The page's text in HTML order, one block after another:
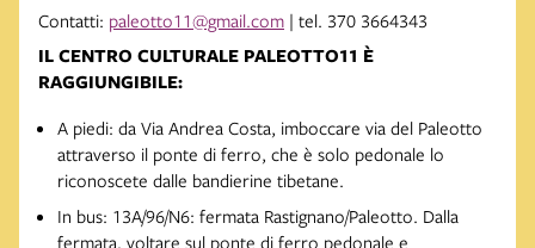
Contatti: paleotto11@gmail.com | tel. 370 3664343
IL CENTRO CULTURALE PALEOTTO11 È
RAGGIUNGIBILE:
A piedi: da Via Andrea Costa, imboccare via del Paleotto
attraverso il ponte di ferro, che è solo pedonale lo
riconoscete dalle bandierine tibetane.
In bus: 13A/96/N6: fermata Rastignano/Paleotto. Dalla
fermata, voltare sul ponte di ferro pedonale e